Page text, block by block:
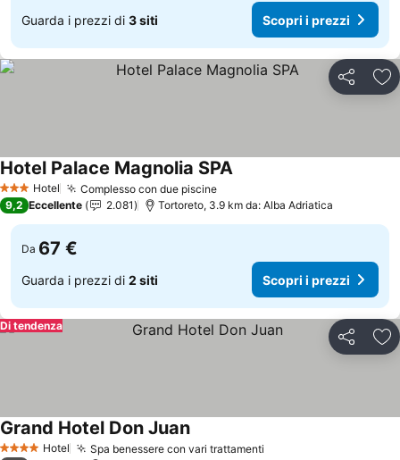
Guarda i prezzi di 3 siti Scopri i prezzi
Condividi
3 StelleHotel Complesso con due piscine
Hotel Palace Magnolia SPA
9,2 Eccellente 2.081 Tortoreto, 3.9 km da: Alba Adriatica
Da 67 €
Guarda i prezzi di 2 siti Scopri i prezzi
Condividi
Di tendenza
4 Stelle Hotel Spa benessere con vari trattamenti
Grand Hotel Don Juan